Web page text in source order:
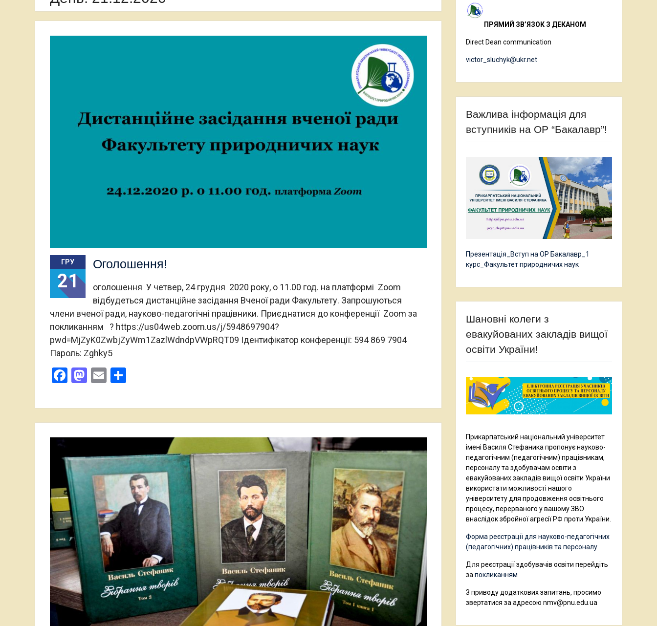
ГРУ
21
Оголошення!
оголошення У четвер, 24 грудня 2020 року, о 11.00 год. на платформі Zoom
відбудеться дистанційне засідання Вченої ради Факультету. Запрошуються
члени вченої ради, науково-педагогічні працівники. Приєднатися до конференції Zoom за
покликанням ? https://us04web.zoom.us/j/5948697904?
pwd=MjZyK0ZwbjZyWm1ZazlWdndpVWpRQT09 Ідентифікатор конференції: 594 869 7904
Пароль: Zghky5
Facebook
Mastodon
Email
ПРЯМИЙ ЗВ’ЯЗОК З ДЕКАНОМ
Direct Dean communication
victor_sluchyk@ukr.net
Важлива інформація для
вступників на ОР “Бакалавр”!
Презентація_Вступ на ОР Бакалавр_1
курс_Факультет природничих наук
Шановні колеги з
евакуйованих закладів вищої
освіти України!
Прикарпатський національний університет
імені Василя Стефаника пропонує науково-
педагогічним (педагогічним) працівникам,
персоналу та здобувачам освіти з
евакуйованих закладів вищої освіти України
використати можливості нашого
університету для продовження освітнього
процесу, перерваного у вашому ЗВО
внаслідок збройної агресії РФ проти України.
Форма реєстрації для науково-педагогічних
(педагогічних) працівників та персоналу
Для реєстрації здобувачів освіти перейдіть
запокликанням
З приводу додаткових запитань, просимо
звертатися за адресою nmv@pnu.edu.ua